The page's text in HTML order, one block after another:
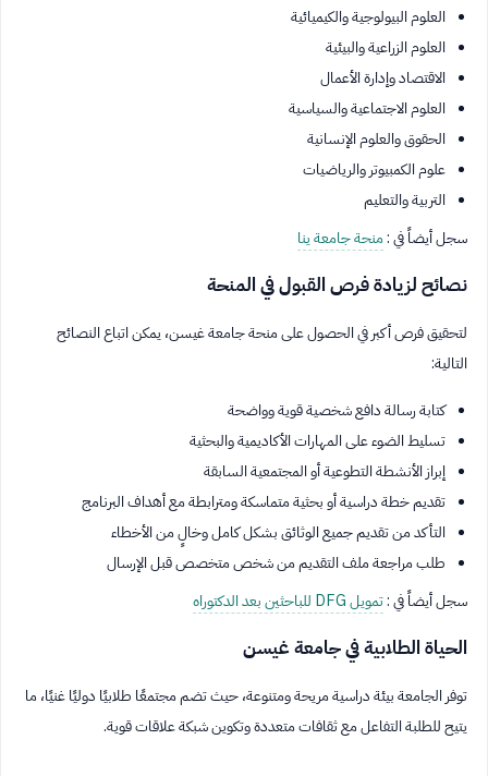
العلوم البيولوجية والكيميائية
العلوم الزراعية والبيئية
الاقتصاد وإدارة الأعمال
العلوم الاجتماعية والسياسية
الحقوق والعلوم الإنسانية
علوم الكمبيوتر والرياضيات
التربية والتعليم
سجل أيضاً في :منحة جامعة ينا
نصائح لزيادة فرص القبول في المنحة
لتحقيق فرص أكبر في الحصول على منحة جامعة غيسن، يمكن اتباع النصائح
التالية:
كتابة رسالة دافع شخصية قوية وواضحة
تسليط الضوء على المهارات الأكاديمية والبحثية
إبراز الأنشطة التطوعية أو المجتمعية السابقة
تقديم خطة دراسية أو بحثية متماسكة ومترابطة مع أهداف البرنامج
التأكد من تقديم جميع الوثائق بشكل كامل وخالٍ من الأخطاء
طلب مراجعة ملف التقديم من شخص متخصص قبل الإرسال
سجل أيضاً في :تمويل DFG للباحثين بعد الدكتوراه
الحياة الطلابية في جامعة غيسن
توفر الجامعة بيئة دراسية مريحة ومتنوعة، حيث تضم مجتمعًا طلابيًا دوليًا غنيًا، ما
يتيح للطلبة التفاعل مع ثقافات متعددة وتكوين شبكة علاقات قوية.